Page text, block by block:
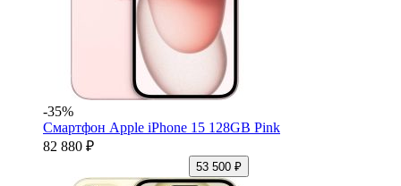
-35%
Смартфон Apple iPhone 15 128GB Pink
82 880 ₽
53 500 ₽